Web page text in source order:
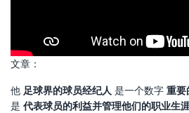
文章：
他 足球界的球员经纪人 是一个数字 重要
是 代表球员的利益并管理他们的职业生